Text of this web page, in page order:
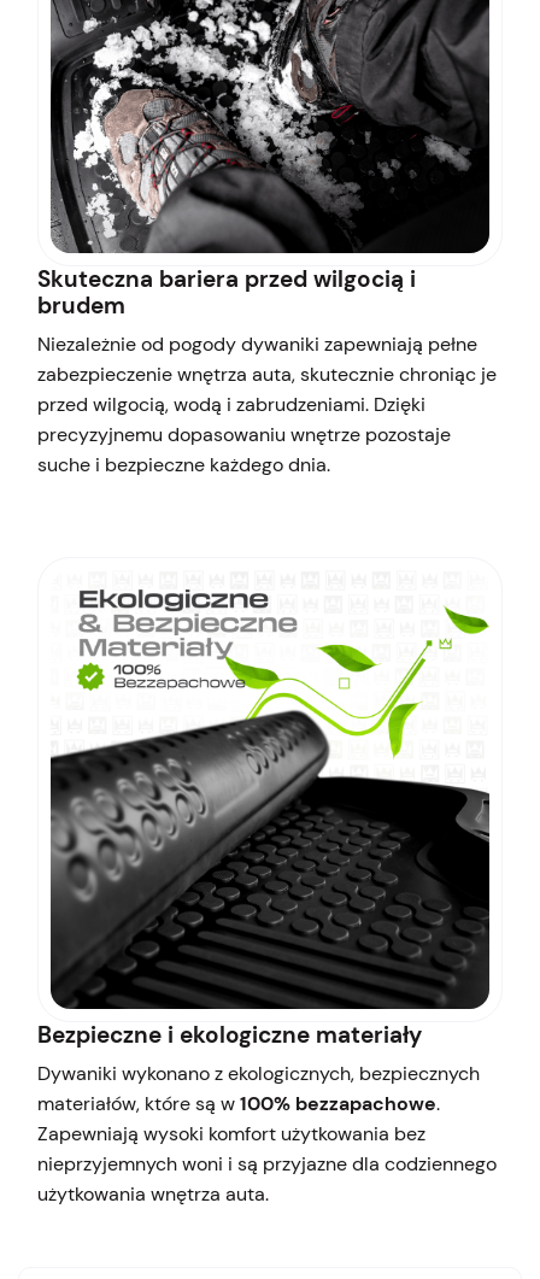
Skuteczna bariera przed wilgocią i
brudem
Niezależnie od pogody dywaniki zapewniają pełne
zabezpieczenie wnętrza auta, skutecznie chroniąc je
przed wilgocią, wodą i zabrudzeniami. Dzięki
precyzyjnemu dopasowaniu wnętrze pozostaje
suche i bezpieczne każdego dnia.
Bezpieczne i ekologiczne materiały
Dywaniki wykonano z ekologicznych, bezpiecznych
materiałów, które są w100% bezzapachowe.
Zapewniają wysoki komfort użytkowania bez
nieprzyjemnych woni i są przyjazne dla codziennego
użytkowania wnętrza auta.